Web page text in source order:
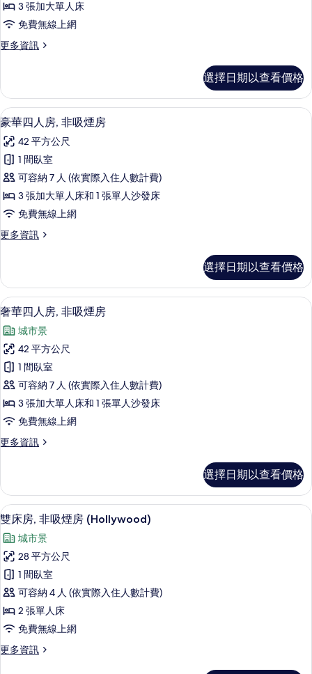
房,
非
吸
房
的
所
有
相
片
3 張加大單人床
免費無線上網
更多資訊
更
三
人
房,
吸
煙
的
詳
情
選擇日期以查看價格
顯
示
豪
華
四
人
房,
非
煙
房
的
所
有
相
片
豪華四人房, 非吸煙房 | 客房內保險箱
8
豪華四人房, 非吸煙房
42 平方公尺
1 間臥室
可容納 7 人 (依實際入住人數計費)
3 張加大單人床和 1 張單人沙發床
免費無線上網
更多資訊
更
四
人
房,
吸
煙
房
的
詳
情
選擇日期以查看價格
顯
示
奢
華
四
人
房,
非
吸
房
的
所
有
相
片
客房內保險箱、熨斗/熨衣板、免費無
9
奢華四人房, 非吸煙房
城市景
42 平方公尺
1 間臥室
可容納 7 人 (依實際入住人數計費)
3 張加大單人床和 1 張單人沙發床
免費無線上網
更多資訊
更
四
人
房,
吸
煙
房
的
詳
情
選擇日期以查看價格
顯
示
雙
床
房,
非
吸
煙
房
雙床房, 非吸煙房 (Hollywood) | 客房
9
雙床房, 非吸煙房 (Hollywood)
城市景
28 平方公尺
1 間臥室
可容納 4 人 (依實際入住人數計費)
2 張單人床
免費無線上網
更多資訊
更